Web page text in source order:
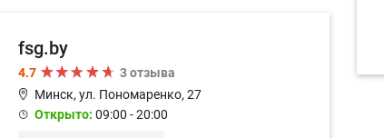
fsg.by
4.7
3 отзыва
Минск, ул. Пономаренко, 27
Открыто: 09:00 - 20:00